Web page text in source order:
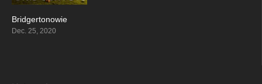
8.197
Bridgertonowie
Dec. 25, 2020